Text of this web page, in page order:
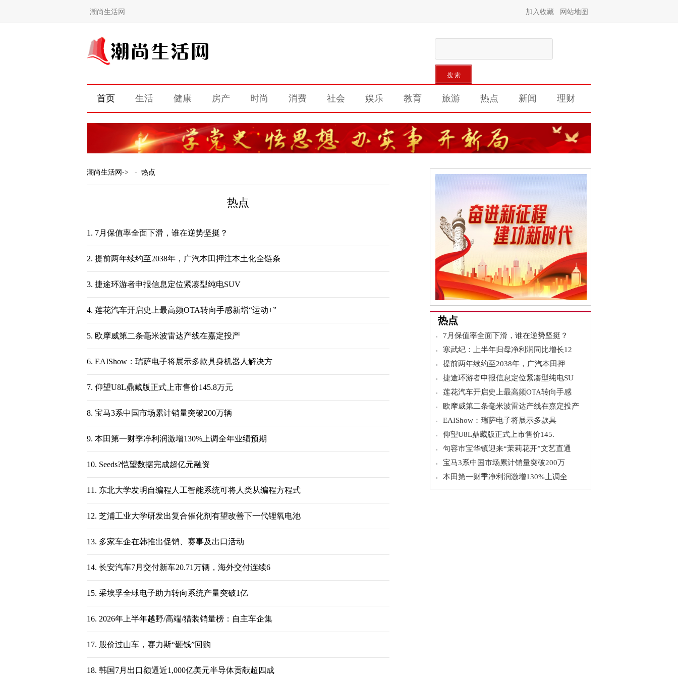
潮尚生活网 加入收藏 网站地图
首页 生活 健康 房产 时尚 消费 社会 娱乐 教育 旅游 热点 新闻 理财
潮尚生活网 -> 热点
热点
1. 7月保值率全面下滑，谁在逆势坚挺？
2. 提前两年续约至2038年，广汽本田押注本土化全链条
3. 捷途环游者申报信息定位紧凑型纯电SUV
4. 莲花汽车开启史上最高频OTA转向手感新增“运动+”
5. 欧摩威第二条毫米波雷达产线在嘉定投产
6. EAIShow：瑞萨电子将展示多款具身机器人解决方
7. 仰望U8L鼎藏版正式上市售价145.8万元
8. 宝马3系中国市场累计销量突破200万辆
9. 本田第一财季净利润激增130%上调全年业绩预期
10. Seeds?恺望数据完成超亿元融资
11. 东北大学发明自编程人工智能系统可将人类从编程方程式
12. 芝浦工业大学研发出复合催化剂有望改善下一代锂氧电池
13. 多家车企在韩推出促销、赛事及出口活动
14. 长安汽车7月交付新车20.71万辆，海外交付连续6
15. 采埃孚全球电子助力转向系统产量突破1亿
16. 2026年上半年越野/高端/猎装销量榜：自主车企集
17. 股价过山车，赛力斯“砸钱”回购
18. 韩国7月出口额逼近1,000亿美元半导体贡献超四成
热点
7月保值率全面下滑，谁在逆势坚挺？
寒武纪：上半年归母净利润同比增长12
提前两年续约至2038年，广汽本田押
捷途环游者申报信息定位紧凑型纯电SU
莲花汽车开启史上最高频OTA转向手感
欧摩威第二条毫米波雷达产线在嘉定投产
EAIShow：瑞萨电子将展示多款具
仰望U8L鼎藏版正式上市售价145.
句容市宝华镇迎来“茉莉花开”文艺直通
宝马3系中国市场累计销量突破200万
本田第一财季净利润激增130%上调全